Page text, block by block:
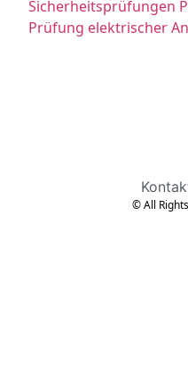
Sicherheitsprüfungen
Prüfung elektrischer
© All